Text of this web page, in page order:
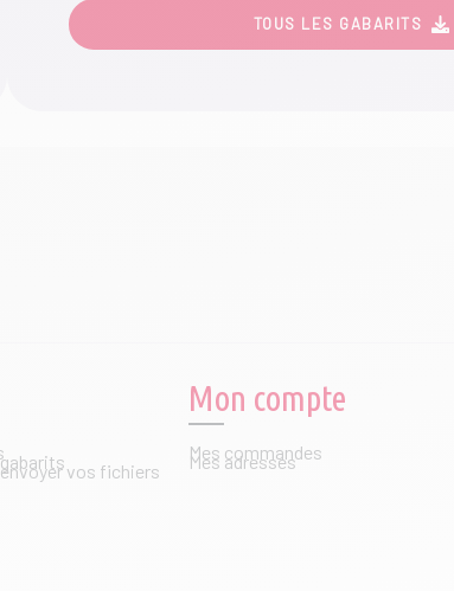
TOUS LES GABARITS
vos fichiers
Mon compte
Mes commandes
Mes adresses